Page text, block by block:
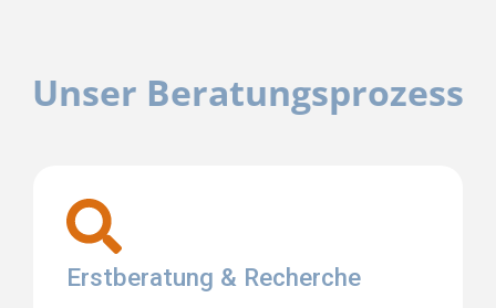
Unser Beratungsprozess
Erstberatung & Recherche